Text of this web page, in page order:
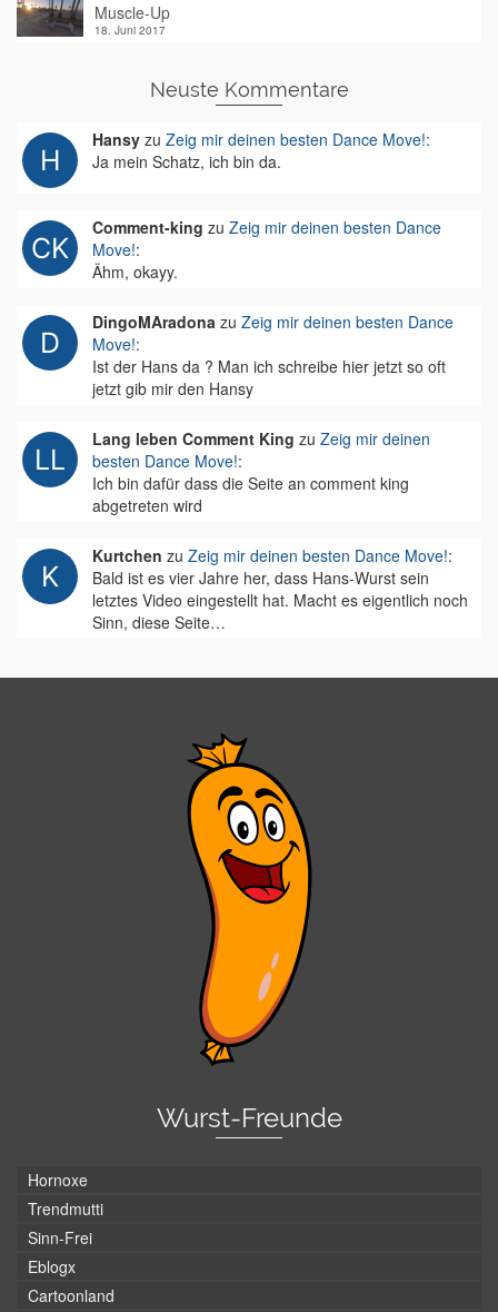
Muscle-Up
18. Juni 2017
Neuste Kommentare
Hansy zu Zeig mir deinen besten Dance Move!:
Ja mein Schatz, ich bin da.
Comment-king zu Zeig mir deinen besten Dance
Move!:
Ähm, okayy.
DingoMAradona zu Zeig mir deinen besten Dance
Move!:
Ist der Hans da ? Man ich schreibe hier jetzt so oft
jetzt gib mir den Hansy
Lang leben Comment King zu Zeig mir deinen
besten Dance Move!:
Ich bin dafür dass die Seite an comment king
abgetreten wird
Kurtchen zu Zeig mir deinen besten Dance Move!:
Bald ist es vier Jahre her, dass Hans-Wurst sein
letztes Video eingestellt hat. Macht es eigentlich noch
Sinn, diese Seite…
Wurst-Freunde
Hornoxe
Trendmutti
Sinn-Frei
Eblogx
Cartoonland